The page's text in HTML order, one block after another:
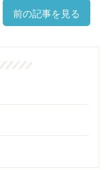
前の記事を見る